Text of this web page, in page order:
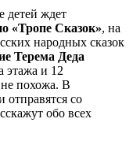
детей ждет
«Тропе Сказок», на
народных сказок
Терема Деда
этажа и 12
похожа. В
со
обо всех